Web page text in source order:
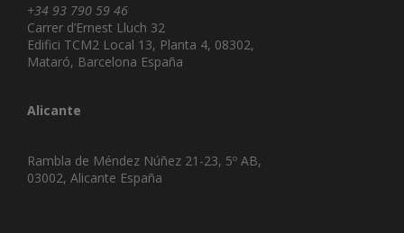
+34 93 790 59 46
Carrer d’Ernest Lluch 32
Edifici TCM2 Local 13, Planta 4, 08302,
Mataró, Barcelona España
Alicante
Rambla de Méndez Núñez 21-23, 5º AB,
03002, Alicante España